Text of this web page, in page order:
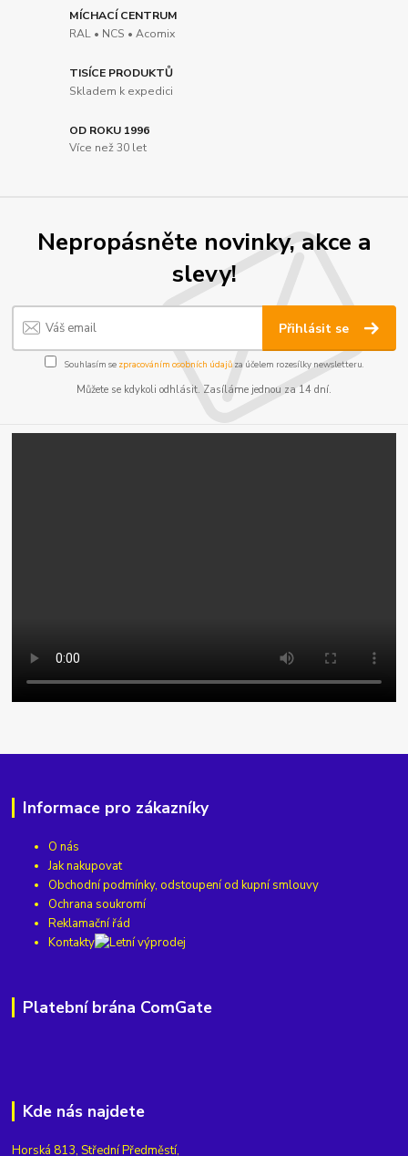
MÍCHACÍ CENTRUM
RAL • NCS • Acomix
TISÍCE PRODUKTŮ
Skladem k expedici
OD ROKU 1996
Více než 30 let
Nepropásněte novinky, akce a
slevy!
Přihlásit se
Souhlasím se zpracováním osobních údajůza účelem rozesílky newsletteru.
Můžete se kdykoli odhlásit. Zasíláme jednou za 14 dní.
Informace pro zákazníky
O nás
Jak nakupovat
Obchodní podmínky, odstoupení od kupní smlouvy
Ochrana soukromí
Reklamační řád
Kontakty
Platební brána ComGate
Kde nás najdete
Horská 813, Střední Předměstí,